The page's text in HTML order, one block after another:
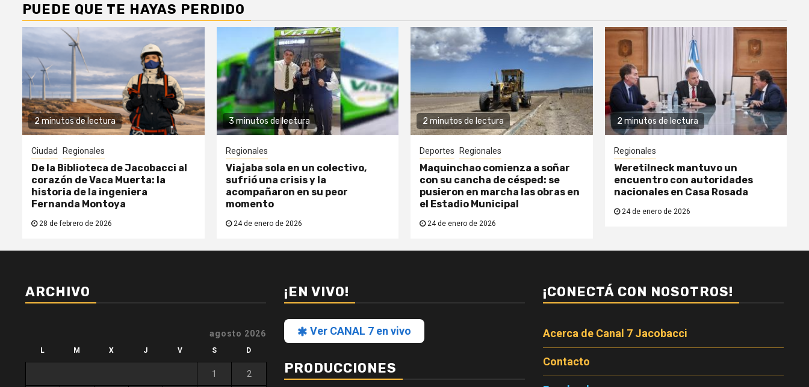
PUEDE QUE TE HAYAS PERDIDO
2 minutos de lectura
Ciudad Regionales
De la Biblioteca de Jacobacci al
corazón de Vaca Muerta: la
historia de la ingeniera
Fernanda Montoya
28 de febrero de 2026
3 minutos de lectura
Regionales
Viajaba sola en un colectivo,
sufrió una crisis y la
acompañaron en su peor
momento
24 de enero de 2026
2 minutos de lectura
Deportes Regionales
Maquinchao comienza a soñar
con su cancha de césped: se
pusieron en marcha las obras en
el Estadio Municipal
24 de enero de 2026
2 minutos de lectura
Regionales
Weretilneck mantuvo un
encuentro con autoridades
nacionales en Casa Rosada
24 de enero de 2026
ARCHIVO
agosto 2026
L M X J V S D
1 2
¡EN VIVO!
Ver CANAL 7 en vivo
PRODUCCIONES
¡CONECTÁ CON NOSOTROS!
Acerca de Canal 7 Jacobacci
Contacto